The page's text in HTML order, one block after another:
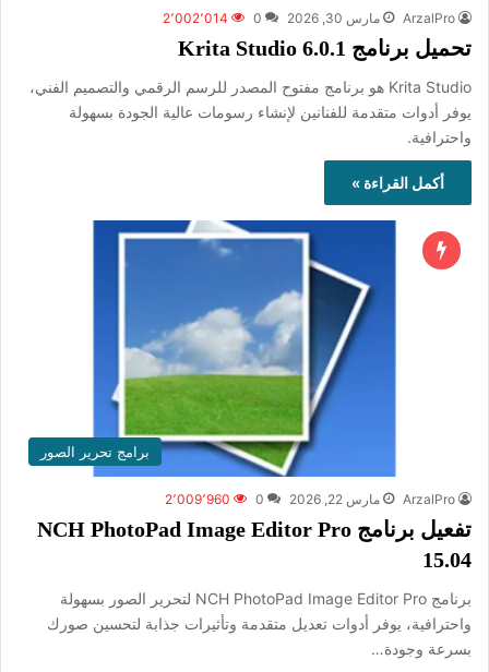
ArzalPro مارس 30, 2026 0 2٬002٬014
تحميل برنامج Krita Studio 6.0.1
Krita Studio هو برنامج مفتوح المصدر للرسم الرقمي والتصميم الفني،
يوفر أدوات متقدمة للفنانين لإنشاء رسومات عالية الجودة بسهولة
واحترافية.
أكمل القراءة »
برامج تحرير الصور
ArzalPro مارس 22, 2026 0 2٬009٬960
تفعيل برنامج NCH ​​PhotoPad Image Editor Pro
15.04
برنامج NCH PhotoPad Image Editor Pro لتحرير الصور بسهولة
واحترافية، يوفر أدوات تعديل متقدمة وتأثيرات جذابة لتحسين صورك
بسرعة وجودة…